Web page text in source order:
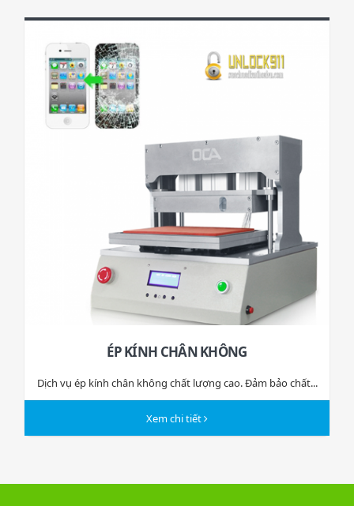
ÉP KÍNH CHÂN KHÔNG
Dịch vụ ép kính chân không chất lượng cao. Đảm bảo chất...
Xem chi tiết